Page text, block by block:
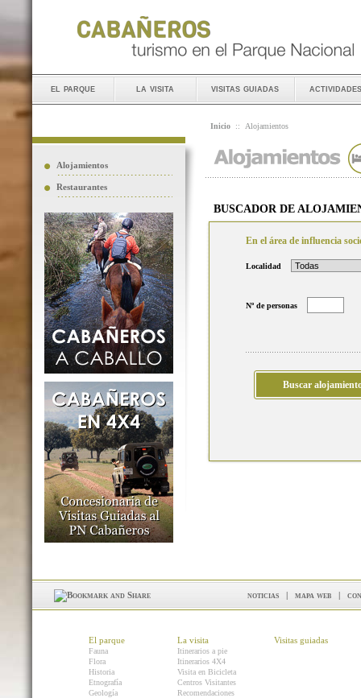
el parque la visita visitas guiadas actividades
Alojamientos
Restaurantes
Inicio :: Alojamientos
BUSCADOR DE
En el área de influencia
Localidad
Nº de personas
noticias | mapa web |
El parque
Fauna
Flora
Historia
Etnografía
Geología
La visita
Itinerarios a pie
Itinerarios 4X4
Visita en Bicicleta
Centros Visitantes
Recomendaciones
Visitas guiadas